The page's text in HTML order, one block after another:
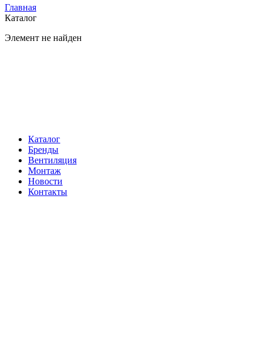
Главная
Каталог
Элемент не найден
Каталог
Бренды
Вентиляция
Монтаж
Новости
Контакты